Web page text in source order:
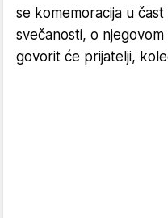
se komemoracija u čast
svečanosti, o
govorit će prijatelji,